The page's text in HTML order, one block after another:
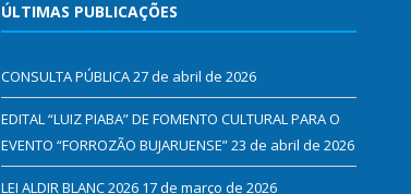
ÚLTIMAS PUBLICAÇÕES
CONSULTA PÚBLICA27 de abril de 2026
EDITAL “LUIZ PIABA” DE FOMENTO CULTURAL PARA O
EVENTO “FORROZÃO BUJARUENSE”23 de abril de 2026
LEI ALDIR BLANC 2026 17 de março de 2026